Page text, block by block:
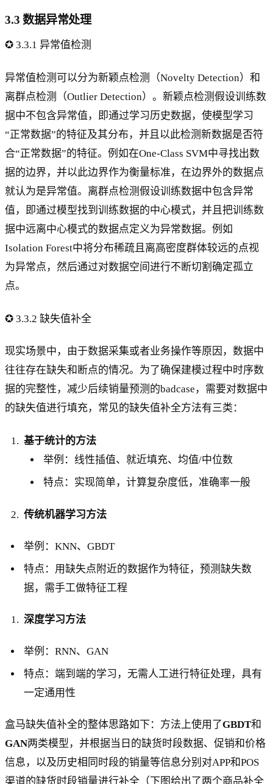
3.3 数据异常处理
✪ 3.3.1 异常值检测
异常值检测可以分为新颖点检测（Novelty Detection）和
离群点检测（Outlier Detection）。新颖点检测假设训练数
据中不包含异常值，即通过学习历史数据，使模型学习
“正常数据”的特征及其分布，并且以此检测新数据是否符
合“正常数据”的特征。例如在One-Class SVM中寻找出数
据的边界，并以此边界作为衡量标准，在边界外的数据点
就认为是异常值。离群点检测假设训练数据中包含异常
值，即通过模型找到训练数据的中心模式，并且把训练数
据中远离中心模式的数据点定义为异常数据。例如
Isolation Forest中将分布稀疏且离高密度群体较远的点视
为异常点，然后通过对数据空间进行不断切割确定孤立
点。
✪ 3.3.2 缺失值补全
现实场景中，由于数据采集或者业务操作等原因，数据中
往往存在缺失和断点的情况。为了确保建模过程中时序数
据的完整性，减少后续销量预测的badcase，需要对数据中
的缺失值进行填充，常见的缺失值补全方法有三类：
基于统计的方法
举例：线性插值、就近填充、均值/中位数
特点：实现简单，计算复杂度低，准确率一般
传统机器学习方法
举例：KNN、GBDT
特点：用缺失点附近的数据作为特征，预测缺失数
据，需手工做特征工程
深度学习方法
举例：RNN、GAN
特点：端到端的学习，无需人工进行特征处理，具有
一定通用性
盒马缺失值补全的整体思路如下：方法上使用了GBDT和
GAN两类模型，并根据当日的缺货时段数据、促销和价格
信息，以及历史相同时段的销量等信息分别对APP和POS
渠道的缺货时段销量进行补全（下图给出了两个商品补全